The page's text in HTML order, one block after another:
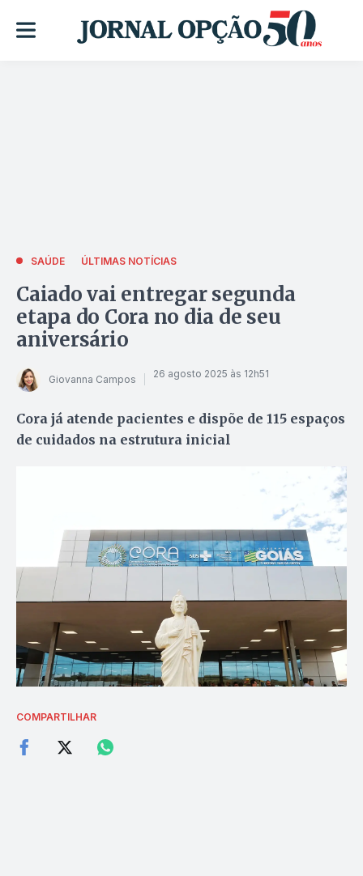
SAÚDE ÚLTIMAS NOTÍCIAS
Caiado vai entregar segunda
etapa do Cora no dia de seu
aniversário
Giovanna Campos 26 agosto 2025 às 12h51
Cora já atende pacientes e dispõe de 115 espaços
de cuidados na estrutura inicial
COMPARTILHAR